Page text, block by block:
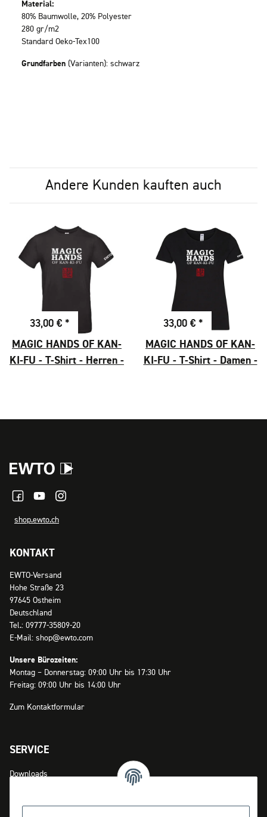
Material:
80% Baumwolle, 20% Polyester
280 gr/m2
Standard Oeko-Tex100
Grundfarben (Varianten): schwarz
Andere Kunden kauften auch
33,00 € *
MAGIC HANDS OF KAN-
KI-FU - T-Shirt - Herren -
33,00 € *
MAGIC HANDS OF KAN-
KI-FU - T-Shirt - Damen -
shop.ewto.ch
KONTAKT
EWTO-Versand
Hohe Straße 23
97645 Ostheim
Deutschland
Tel.: 09777-35809-20
E-Mail: shop@ewto.com
Unsere Bürozeiten:
Montag – Donnerstag: 09:00 Uhr bis 17:30 Uhr
Freitag: 09:00 Uhr bis 14:00 Uhr
Zum Kontaktformular
SERVICE
Downloads